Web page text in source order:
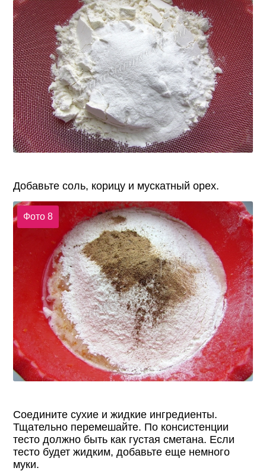
Добавьте соль, корицу и мускатный орех.
Фото 8
Соедините сухие и жидкие ингредиенты.
Тщательно перемешайте. По консистенции
тесто должно быть как густая сметана. Если
тесто будет жидким, добавьте еще немного
муки.